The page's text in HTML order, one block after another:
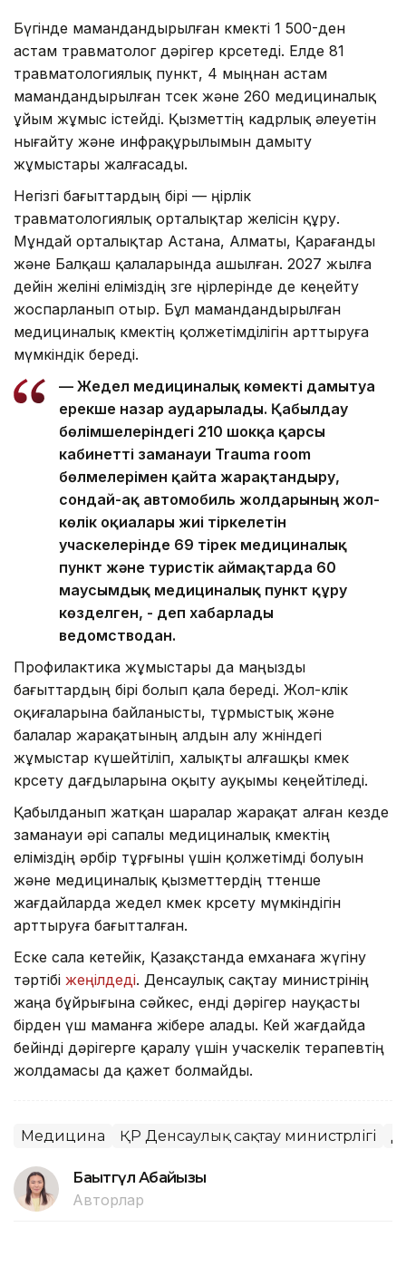
Бүгінде мамандандырылған көмекті 1 500-ден
астам травматолог дәрігер көрсетеді. Елде 81
травматологиялық пункт, 4 мыңнан астам
мамандандырылған төсек және 260 медициналық
ұйым жұмыс істейді. Қызметтің кадрлық әлеуетін
нығайту және инфрақұрылымын дамыту
жұмыстары жалғасады.
Негізгі бағыттардың бірі — өңірлік
травматологиялық орталықтар желісін құру.
Мұндай орталықтар Астана, Алматы, Қарағанды
және Балқаш қалаларында ашылған. 2027 жылға
дейін желіні еліміздің өзге өңірлерінде де кеңейту
жоспарланып отыр. Бұл мамандандырылған
медициналық көмектің қолжетімділігін арттыруға
мүмкіндік береді.
— Жедел медициналық көмекті дамытуға
ерекше назар аударылады. Қабылдау
бөлімшелеріндегі 210 шокқа қарсы
кабинетті заманауи Trauma room
бөлмелерімен қайта жарақтандыру,
сондай-ақ автомобиль жолдарының жол-
көлік оқиғалары жиі тіркелетін
учаскелерінде 69 тірек медициналық
пункт және туристік аймақтарда 60
маусымдық медициналық пункт құру
көзделген, - деп хабарлады
ведомстводан.
Профилактика жұмыстары да маңызды
бағыттардың бірі болып қала береді. Жол-көлік
оқиғаларына байланысты, тұрмыстық және
балалар жарақатының алдын алу жөніндегі
жұмыстар күшейтіліп, халықты алғашқы көмек
көрсету дағдыларына оқыту ауқымы кеңейтіледі.
Қабылданып жатқан шаралар жарақат алған кезде
заманауи әрі сапалы медициналық көмектің
еліміздің әрбір тұрғыны үшін қолжетімді болуын
және медициналық қызметтердің төтенше
жағдайларда жедел көмек көрсету мүмкіндігін
арттыруға бағытталған.
Еске сала кетейік, Қазақстанда емханаға жүгіну
тәртібі жеңілдеді. Денсаулық сақтау министрінің
жаңа бұйрығына сәйкес, енді дәрігер науқасты
бірден үш маманға жібере алады. Кей жағдайда
бейінді дәрігерге қаралу үшін учаскелік терапевтің
жолдамасы да қажет болмайды.
Медицина ҚР Денсаулық сақтау министрлігі
Бақытгүл Абайқызы
Авторлар